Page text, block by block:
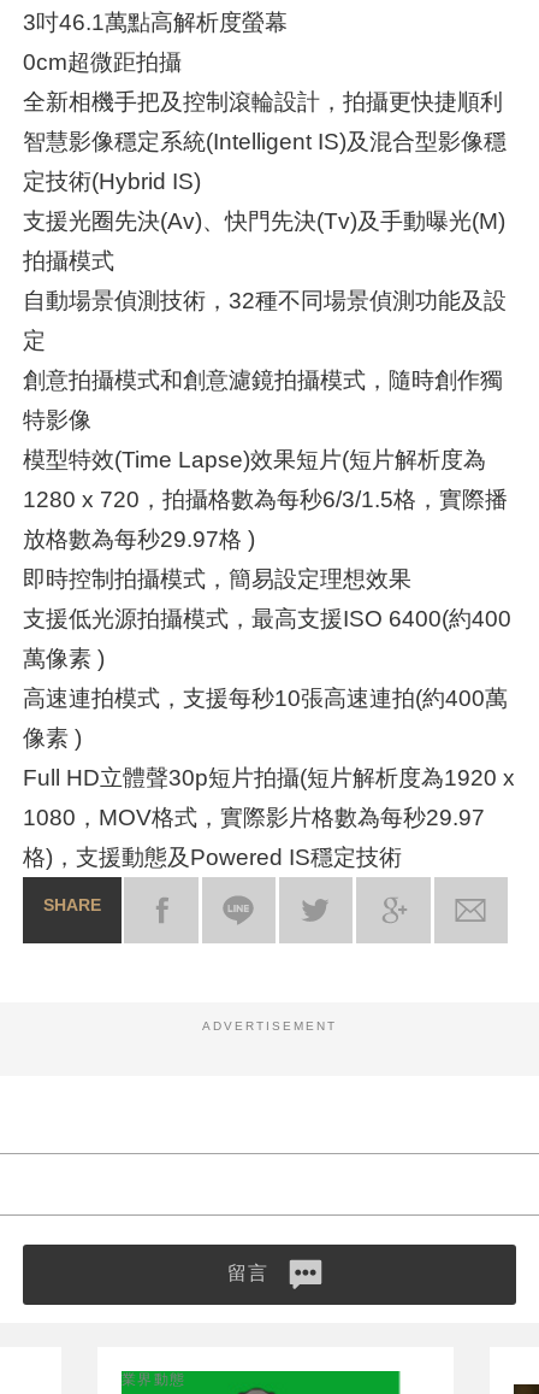
3吋46.1萬點高解析度螢幕
0cm超微距拍攝
全新相機手把及控制滾輪設計，拍攝更快捷順利
智慧影像穩定系統(Intelligent IS)及混合型影像穩
定技術(Hybrid IS)
支援光圈先決(Av)、快門先決(Tv)及手動曝光(M)
拍攝模式
自動場景偵測技術，32種不同場景偵測功能及設
定
創意拍攝模式和創意濾鏡拍攝模式，隨時創作獨
特影像
模型特效(Time Lapse)效果短片(短片解析度為
1280 x 720，拍攝格數為每秒6/3/1.5格，實際播
放格數為每秒29.97格 )
即時控制拍攝模式，簡易設定理想效果
支援低光源拍攝模式，最高支援ISO 6400(約400
萬像素 )
高速連拍模式，支援每秒10張高速連拍(約400萬
像素 )
Full HD立體聲30p短片拍攝(短片解析度為1920 x
1080，MOV格式，實際影片格數為每秒29.97
格)，支援動態及Powered IS穩定技術
SHARE
ADVERTISEMENT
留言
業界動態